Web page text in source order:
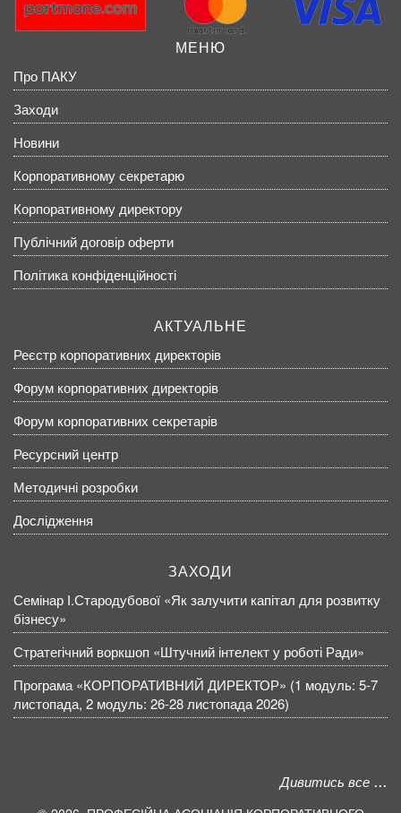
МЕНЮ
Про ПАКУ
Заходи
Новини
Корпоративному секретарю
Корпоративному директору
Публічний договір оферти
Політика конфіденційності
АКТУАЛЬНЕ
Реєстр корпоративних директорів
Форум корпоративних директорів
Форум корпоративних секретарів
Ресурсний центр
Методичні розробки
Дослідження
ЗАХОДИ
Семінар І.Стародубової «Як залучити капітал для розвитку
бізнесу»
Стратегічний воркшоп «Штучний інтелект у роботі Ради»
Програма «КОРПОРАТИВНИЙ ДИРЕКТОР» (1 модуль: 5-7
листопада, 2 модуль: 26-28 листопада 2026)
Дивитись все